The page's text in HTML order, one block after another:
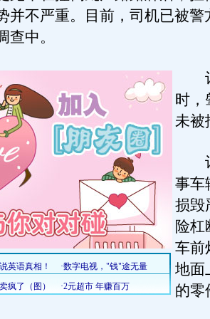
并不严重。目前，司机已被警
查中。
记
时，
未被
记
事车
损毁
险杠
车前
地面
的零